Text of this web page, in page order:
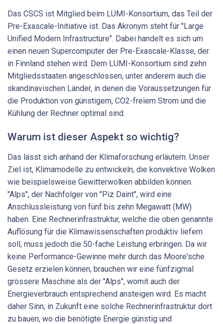
Das CSCS ist Mitglied beim LUMI-​Konsortium, das Teil der
Pre-​Exascale-Initiative ist. Das Akronym steht für "Large
Unified Modern Infrastructure". Dabei handelt es sich um
einen neuen Supercomputer der Pre-​Exascale-Klasse, der
in Finnland stehen wird. Dem LUMI-​Konsortium sind zehn
Mitgliedsstaaten angeschlossen, unter anderem auch die
skandinavischen Länder, in denen die Voraussetzungen für
die Produktion von günstigem, CO2-​freiem Strom und die
Kühlung der Rechner optimal sind.
Warum ist dieser Aspekt so wichtig?
Das lässt sich anhand der Klimaforschung erläutern. Unser
Ziel ist, Klimamodelle zu entwickeln, die konvektive Wolken
wie beispielsweise Gewitterwolken abbilden können.
"Alps", der Nachfolger von "Piz Daint", wird eine
Anschlussleistung von fünf bis zehn Megawatt (MW)
haben. Eine Rechnerinfrastruktur, welche die oben genannte
Auflösung für die Klimawissenschaften produktiv liefern
soll, muss jedoch die 50-​fache Leistung erbringen. Da wir
keine Performance-​Gewinne mehr durch das Moore'sche
Gesetz erzielen können, brauchen wir eine fünfzigmal
grössere Maschine als der "Alps", womit auch der
Energieverbrauch entsprechend ansteigen wird. Es macht
daher Sinn, in Zukunft eine solche Rechnerinfrastruktur dort
zu bauen, wo die benötigte Energie günstig und